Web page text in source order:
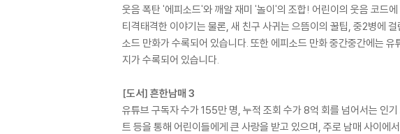
웃음 폭탄 '에피소드'와 깨알 재미 '놀이'의 조합! 어린이의 웃음 코드
티격태격한 이야기는 물론, 새 친구 사귀는 으뜸이의 꿀팁, 중2병에
소드 만화가 수록되어 있습니다. 또한 에피소드 만화 중간중간에는
지가 수록되어 있습니다.
[도서] 흔한남매 3
유튜브 구독자 수가 155만 명, 누적 조회 수가 8억 회를 넘어서는 인
트 등을 통해 어린이들에게 큰 사랑을 받고 있으며, 주로 남매 사이에